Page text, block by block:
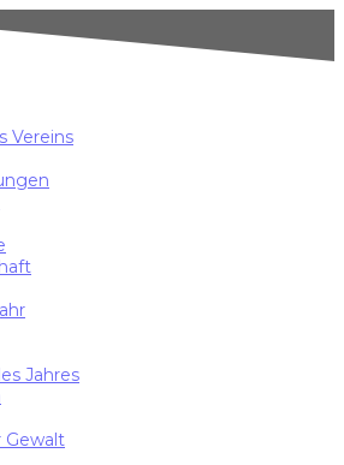
Vereins
Jahres
Gewalt